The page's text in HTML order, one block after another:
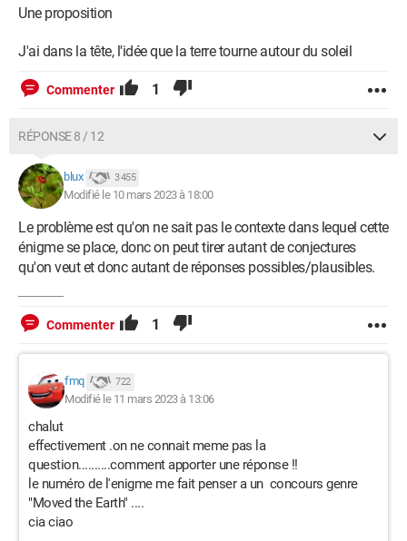
Une proposition
J'ai dans la tête, l'idée que la terre tourne autour du soleil
Commenter 1
RÉPONSE 8 / 12
blux 3 455
Modifié le 10 mars 2023 à 18:00
Le problème est qu'on ne sait pas le contexte dans lequel cette
énigme se place, donc on peut tirer autant de conjectures
qu'on veut et donc autant de réponses possibles/plausibles.
Commenter 1
fmq 722
Modifié le 11 mars 2023 à 13:06
chalut
effectivement .on ne connait meme pas la
question..........comment apporter une réponse !!
le numéro de l'enigme me fait penser a un concours genre
"Moved the Earth" ....
cia ciao